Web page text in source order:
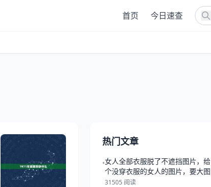
首页 今日速查
热门文章
•女人全部衣服脱了不遮挡图片，给
个没穿衣服的女人的图片，要大图
31505 阅读